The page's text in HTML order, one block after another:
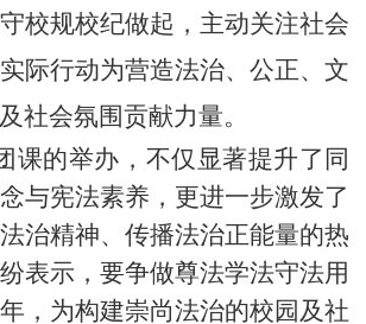
校规校纪做起，主动关注社会
际行动为营造法治、公正、文
社会氛围贡献力量。
课的举办，不仅显著提升了同
与宪法素养，更进一步激发了
治精神、传播法治正能量的热
表示，要争做尊法学法守法用
，为构建崇尚法治的校园及社